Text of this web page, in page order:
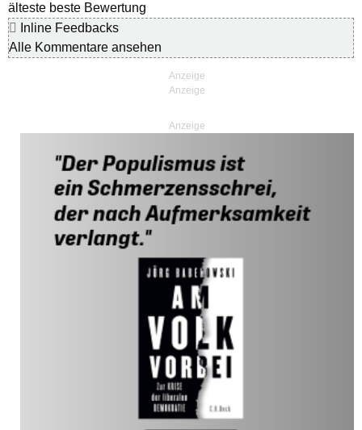
älteste beste Bewertung
Inline Feedbacks
Alle Kommentare ansehen
Anzeige